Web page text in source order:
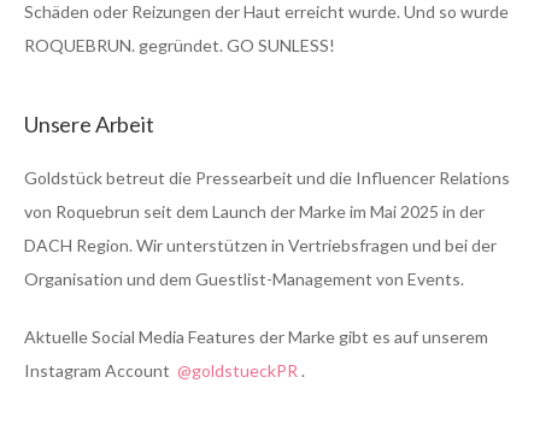
Schäden oder Reizungen der Haut erreicht wurde. Und so wurde
ROQUEBRUN. gegründet. GO SUNLESS!
Unsere Arbeit
Goldstück betreut die Pressearbeit und die Influencer Relations
von Roquebrun seit dem Launch der Marke im Mai 2025 in der
DACH Region. Wir unterstützen in Vertriebsfragen und bei der
Organisation und dem Guestlist-Management von Events.
Aktuelle Social Media Features der Marke gibt es auf unserem
Instagram Account @goldstueckPR .